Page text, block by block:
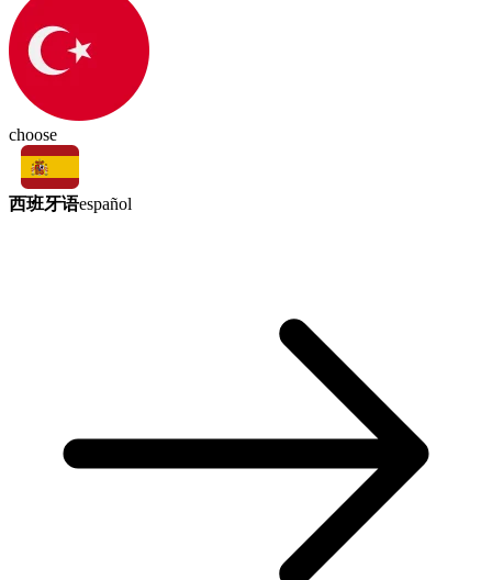
choose
西班牙语español